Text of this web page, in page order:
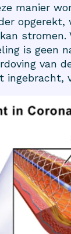
manier
opgerekt,
stromen.
is geen
van
ingebracht,